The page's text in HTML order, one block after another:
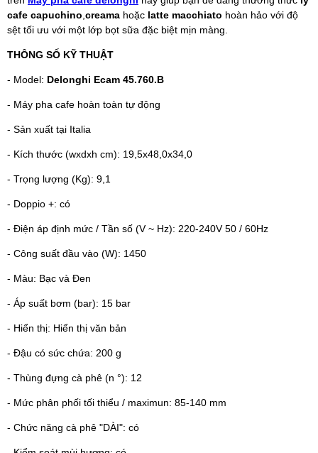
cafe capuchino creama hoặc latte macchiato hoàn hảo với độ
sệt tối ưu với một lớp bọt sữa đặc biệt mịn màng.
THÔNG SỐ KỸ THUẬT
- Model: Delonghi Ecam 45.760.B
- Máy pha cafe hoàn toàn tự động
- Sản xuất tại Italia
- Kích thước (wxdxh cm): 19,5x48,0x34,0
- Trọng lượng (Kg): 9,1
- Doppio +: có
- Điện áp định mức / Tần số (V ~ Hz): 220-240V 50 / 60Hz
- Công suất đầu vào (W): 1450
- Màu: Bạc và Đen
- Áp suất bơm (bar): 15 bar
- Hiển thị: Hiển thị văn bản
- Đậu có sức chứa: 200 g
- Thùng đựng cà phê (n °): 12
- Mức phân phối tối thiểu / maximun: 85-140 mm
- Chức năng cà phê "DÀI": có